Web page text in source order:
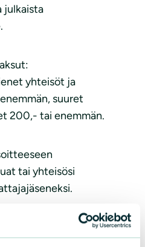
julkaista
yhteisöt ja
suuret
200,- tai enemmän.
tai yhteisösi